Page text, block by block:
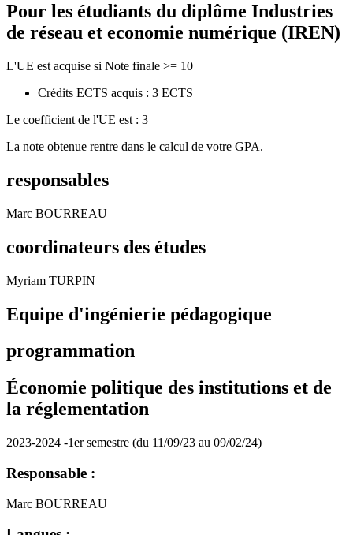
Pour les étudiants du diplôme Industries
de réseau et economie numérique (IREN)
L'UE est acquise si Note finale >= 10
Crédits ECTS acquis : 3 ECTS
Le coefficient de l'UE est : 3
La note obtenue rentre dans le calcul de votre GPA.
responsables
Marc BOURREAU
coordinateurs des études
Myriam TURPIN
Equipe d'ingénierie pédagogique
programmation
Économie politique des institutions et de
la réglementation
2023-2024 -1er semestre (du 11/09/23 au 09/02/24)
Responsable :
Marc BOURREAU